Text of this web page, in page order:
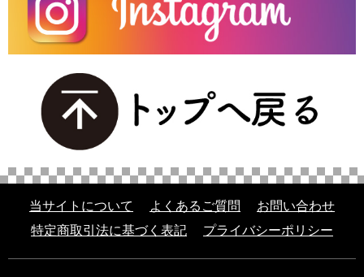
当サイトについて よくあるご質問
お問い合わせ
特定商取引法に基づく表記
プライバシーポリシー